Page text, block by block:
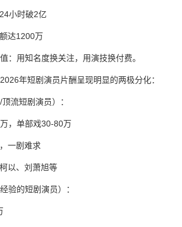
小时破2亿
达1200万
：用知名度换关注，用演技换付费。
年短剧演员片酬呈现明显的两极分化：
流短剧演员）：
，单部戏30-80万
一剧难求
以、刘萧旭等
验的短剧演员）：